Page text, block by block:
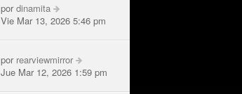
pordinamita
Vie Mar 13, 2026 5:46 pm
por rearviewmirror
Jue Mar 12, 2026 1:59 pm